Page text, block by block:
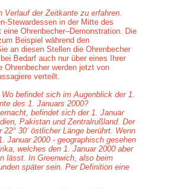
der Zeitkante zu erfahren.
Stewardessen in der Mitte des
Ohrenbecher–Demonstration. Die
Beispiel während den
an diesen Stellen die Ohrenbecher
Bedarf auch nur über eines Ihrer
Ohrenbecher werden jetzt von
verteilt.
befindet sich im Augenblick der 1.
des 1. Januars 2000?
befindet sich der 1. Januar
Pakistan und Zentralrußland. Der
30‘ östlicher Länge berührt. Wenn
Januar 2000 - geographisch gesehen
welches den 1. Januar 2000 aber
lässt. In Greenwich, also beim
später sein. Per Definition eine